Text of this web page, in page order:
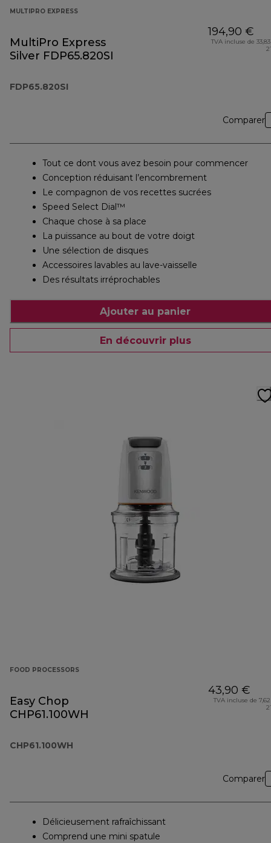
MULTIPRO EXPRESS
MultiPro Express
Silver FDP65.820SI
FDP65.820SI
194,90 €
TVA incluse de
Comparer
Tout ce dont vous avez besoin pour commencer
Conception réduisant l’encombrement
Le compagnon de vos recettes sucrées
Speed Select Dial™
Chaque chose à sa place
La puissance au bout de votre doigt
Une sélection de disques
Accessoires lavables au lave-vaisselle
Des résultats irréprochables
Ajouter au panier
En découvrir plus
FOOD PROCESSORS
Easy Chop
CHP61.100WH
CHP61.100WH
43,90 €
TVA incluse de
Comparer
Délicieusement rafraîchissant
Comprend une mini spatule